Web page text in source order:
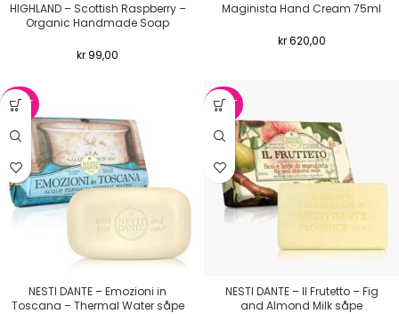
HIGHLAND – Scottish Raspberry –
Organic Handmade Soap
kr 99,00
Maginista Hand Cream 75ml
kr620,00
NYHET
NESTI DANTE – Emozioni in
Toscana – Thermal Water såpe
NYHET
NESTI DANTE – Il Frutetto – Fig
and Almond Milk såpe